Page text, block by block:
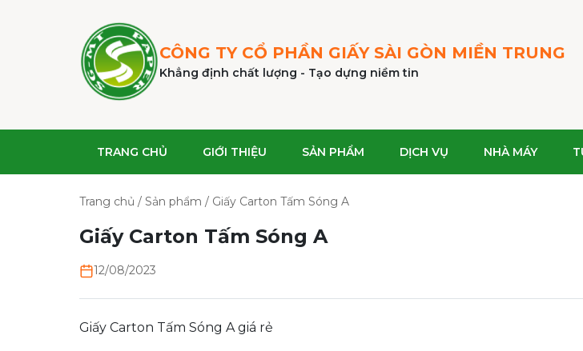
CÔNG TY CỔ PHẦN GIẤY SÀI GÒN MIỀN TRUNG
Khẳng định chất lượng - Tạo dựng niềm tin
TRANG CHỦ GIỚI THIỆU SẢN PHẨM DỊCH VỤ NHÀ MÁY
Trang chủ / Sản phẩm / Giấy Carton Tấm Sóng A
Giấy Carton Tấm Sóng A
12/08/2023
Giấy Carton Tấm Sóng A giá rẻ